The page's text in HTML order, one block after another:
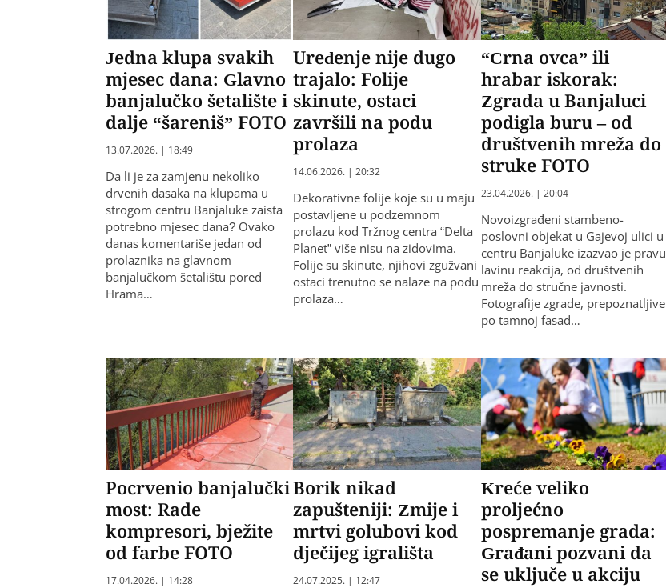
Jedna klupa svakih
mjesec dana: Glavno
banjalučko šetalište i
dalje “šareniš” FOTO
13.07.2026. | 18:49
​Da li je za zamjenu nekoliko
drvenih dasaka na klupama u
strogom centru Banjaluke zaista
potrebno mjesec dana? Ovako
danas komentariše jedan od
prolaznika na glavnom
banjalučkom šetalištu pored
Hrama…
Uređenje nije dugo
trajalo: Folije
skinute, ostaci
završili na podu
prolaza
14.06.2026. | 20:32
Dekorativne folije koje su u maju
postavljene u podzemnom
prolazu kod Tržnog centra “Delta
Planet” više nisu na zidovima.
Folije su skinute, njihovi zgužvani
ostaci trenutno se nalaze na podu
prolaza…
“Crna ovca” ili
hrabar iskorak:
Zgrada u Banjaluci
podigla buru – od
društvenih mreža do
struke FOTO
23.04.2026. | 20:04
Novoizgrađeni stambeno-
poslovni objekat u Gajevoj ulici u
centru Banjaluke izazvao je pravu
lavinu reakcija, od društvenih
mreža do stručne javnosti.
Fotografije zgrade, prepoznatljive
po tamnoj fasad…
Pocrvenio banjalučki
most: Rade
kompresori, bježite
od farbe FOTO
17.04.2026. | 14:28
Borik nikad
zapušteniji: Zmije i
mrtvi golubovi kod
dječijeg igrališta
24.07.2025. | 12:47
Kreće veliko
proljećno
pospremanje grada:
Građani pozvani da
se uključe u akciju